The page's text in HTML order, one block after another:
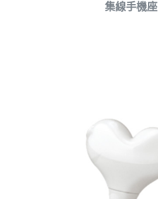
集線手機座